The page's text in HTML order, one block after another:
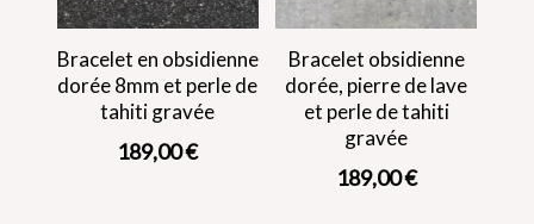
Bracelet en obsidienne
dorée 8mm et perle de
tahiti gravée
189,00€
Bracelet obsidienne
dorée, pierre de lave
et perle de tahiti
gravée
189,00€